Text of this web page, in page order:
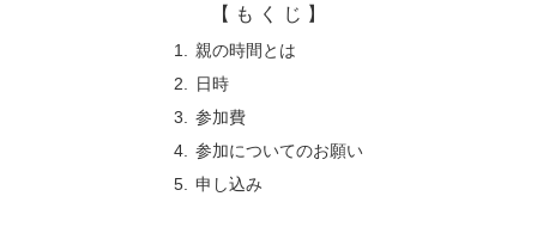
【 も く じ 】
親の時間とは
日時
参加費
参加についてのお願い
申し込み